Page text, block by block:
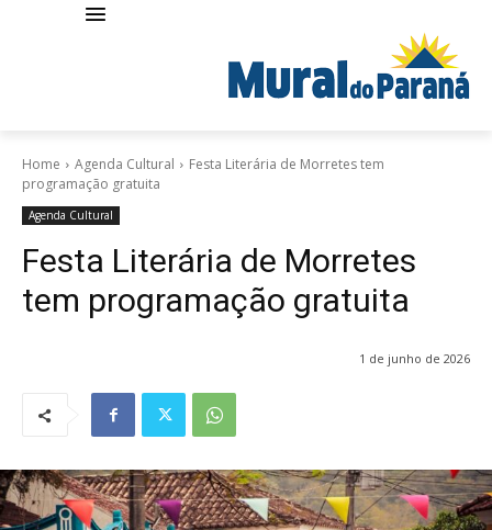
Home Agenda Cultural
Festa Literária de Morretes tem
programação gratuita
Agenda Cultural
Festa Literária de Morretes
tem programação gratuita
1 de junho de 2026